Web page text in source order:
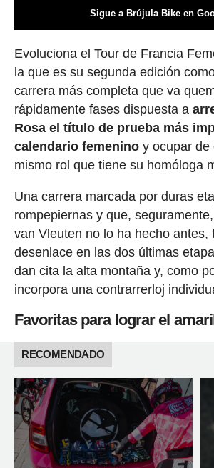
Sigue a Brújula Bike en
Evoluciona el Tour de Francia
la que es su segunda edición
carrera más completa que va
rápidamente fases dispuesta a
Rosa el título de prueba más
calendario femeninoy ocupar de
mismo rol que tiene su homóloga
Una carrera marcada por duras
rompepiernas y que,
van Vleuten no lo ha hecho antes,
desenlace en las dos últimas
dan cita la alta montaña y, como
incorpora una contrarrerloj
Favoritas para lograr el
RECOMENDADO